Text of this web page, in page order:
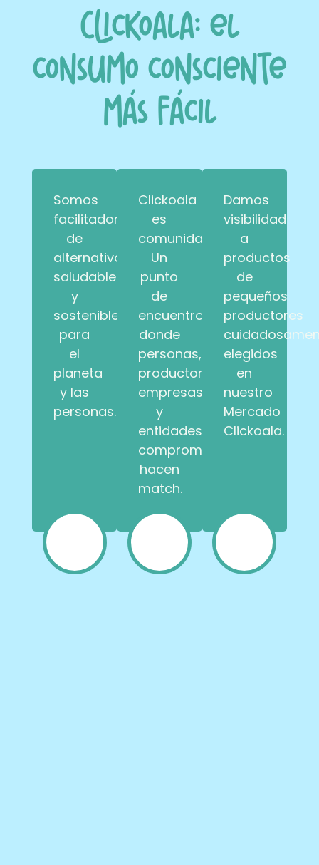
Clickoala: el
consumo consciente
más fácil
Somos
facilitadores
de
alternativas
saludables
y
sostenibles
para
el
planeta
y las
personas.
Clickoala
es
comunidad.
Un
punto
de
encuentro
donde
personas,
productores,
empresas
y
entidades
comprometidas
hacen
match.
Damos
visibilidad
a
productos
de
pequeños
productores
elegidos
en
nuestro
Mercado
Clickoala.